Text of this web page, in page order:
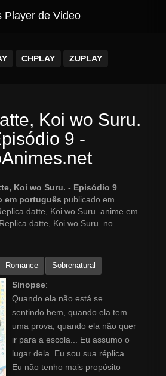
Player de Video
CHPLAY ZUPLAY
Koi wo Suru.
9 -
Koi wo Suru. - Episódio 9
em português publicado em
datte, Koi wo Suru. anime em
datte, Koi wo Suru. no
Romance Sobrenatural
Sinopse:
Quando ela não está se
sentindo bem, quando ela tem
uma prova, quando ela não quer
ir para a escola... Eu assumo o
lugar dela. Eu sou sua réplica.
Eu não tenho mais propósito